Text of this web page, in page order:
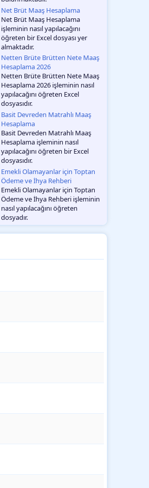
Net Brüt Maaş Hesaplama
Net Brüt Maaş Hesaplama
işleminin nasıl yapılacağını
öğreten bir Excel dosyası yer
almaktadır.
Netten Brüte Brütten Nete Maaş
Hesaplama 2026
Netten Brüte Brütten Nete Maaş
Hesaplama 2026 işleminin nasıl
yapılacağını öğreten Excel
dosyasıdır.
Basit Devreden Matrahlı Maaş
Hesaplama
Basit Devreden Matrahlı Maaş
Hesaplama işleminin nasıl
yapılacağını öğreten bir Excel
dosyasıdır.
Emekli Olamayanlar için Toptan
Ödeme ve İhya Rehberi
Emekli Olamayanlar için Toptan
Ödeme ve İhya Rehberi işleminin
nasıl yapılacağını öğreten
dosyadır.